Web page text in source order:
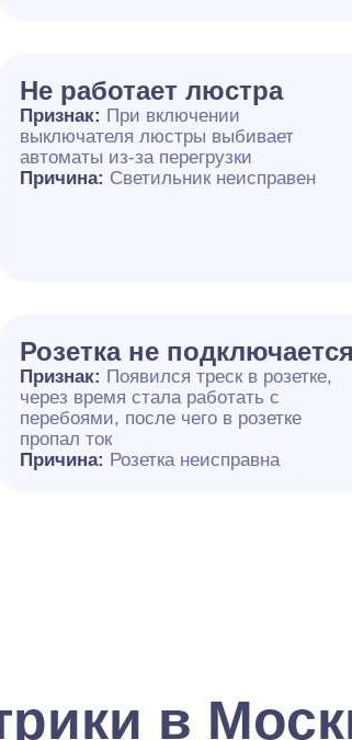
Не работает люстра
Признак: При включении
выключателя люстры выбивает
автоматы из-за перегрузки
Причина: Светильник неисправен
Розетка не подключается
Признак: Появился треск в розетке,
через время стала работать с
перебоями, после чего в розетке
пропал ток
Причина: Розетка неисправна
в